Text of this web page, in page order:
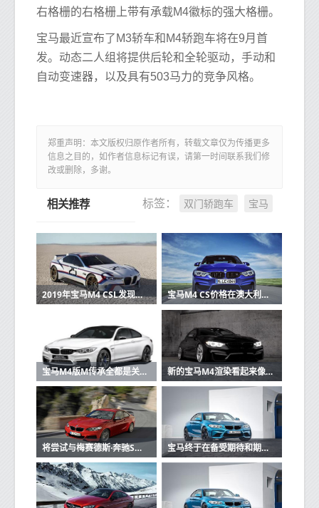
右格栅的右格栅上带有承载M4徽标的强大格栅。
宝马最近宣布了M3轿车和M4轿跑车将在9月首
发。动态二人组将提供后轮和全轮驱动，手动和
自动变速器，以及具有503马力的竞争风格。
郑重声明：本文版权归原作者所有，转载文章仅为传播更多
信息之目的，如作者信息标记有误，请第一时间联系我们修
改或删除，多谢。
标签： 双门轿跑车 宝马
相关推荐
2019年宝马M4 CSL发现取代铁杆GTS 宝马M4 CS价格在澳大利亚下跌了20,000美元
宝马M4版M传承全都是关于彩色游戏 新的宝马M4渲染看起来像真正的交易
将尝试与梅赛德斯·奔驰S级双门轿跑车匹配 宝马终于在备受期待和期待已久的宝马M2性能双门轿跑车上获得了一些官方信息